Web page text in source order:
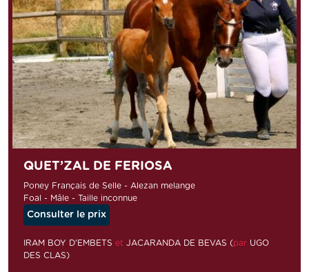
QUET’ZAL DE FERIOSA
Poney Français de Selle - Alezan melange
Foal - Mâle - Taille inconnue
Consulter le prix
IRAM BOY D'EMBETS et JACARANDA DE BEVAS (par UGO
DES CLAS)